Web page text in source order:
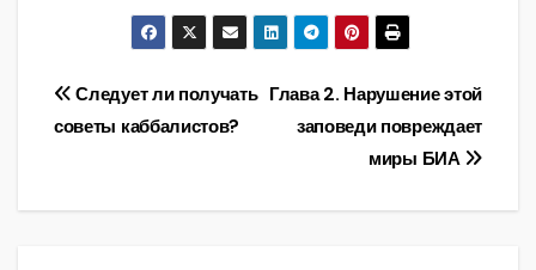
Навигация
записям
Глава 2. Нарушение этой
заповеди повреждает
миры БИА
Следует ли получать
советы каббалистов?